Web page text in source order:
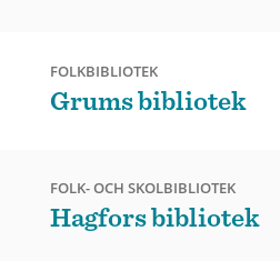
FOLKBIBLIOTEK
Grums bibliotek
FOLK- OCH SKOLBIBLIOTEK
Hagfors bibliotek